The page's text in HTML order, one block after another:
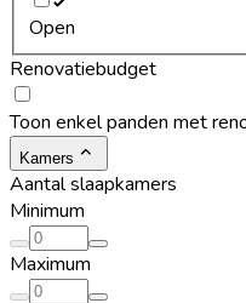
Open
Renovatiebudget
Toon enkel panden met
Kamers
Aantal slaapkamers
Minimum
Maximum